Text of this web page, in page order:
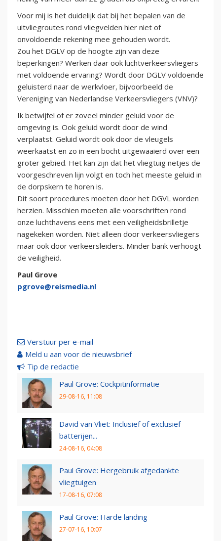
Voor mij is het duidelijk dat bij het bepalen van de
uitvliegroutes rond vliegvelden hier niet of
onvoldoende rekening mee gehouden wordt.
Zou het DGLV op de hoogte zijn van deze
beperkingen? Werken daar ook luchtverkeersvliegers
met voldoende ervaring? Wordt door DGLV voldoende
geluisterd naar de werkvloer, bijvoorbeeld de
Vereniging van Nederlandse Verkeersvliegers (VNV)?
Ik betwijfel of er zoveel minder geluid voor de
omgeving is. Ook geluid wordt door de wind
verplaatst. Geluid wordt ook door de vleugels
weerkaatst en zo in een bocht uitgewaaierd over een
groter gebied. Het kan zijn dat het vliegtuig netjes de
voorgeschreven lijn volgt en toch het meeste geluid in
de dorpskern te horen is.
Dit soort procedures moeten door het DGVL worden
herzien. Misschien moeten alle voorschriften rond
onze luchthavens eens met een veiligheidsbrilletje
nagekeken worden. Niet alleen door verkeersvliegers
maar ook door verkeersleiders. Minder bank verhoogt
de veiligheid.
Paul Grove
pgrove@reismedia.nl
Verstuur per e-mail
Meld u aan voor de nieuwsbrief
Tip de redactie
Paul Grove: Cockpitinformatie
29-08-16, 11:08
David van Vliet: Inclusief of exclusief
batterijen...
24-08-16, 04:08
Paul Grove: Hergebruik afgedankte
vliegtuigen
17-08-16, 07:08
Paul Grove: Harde landing
27-07-16, 10:07